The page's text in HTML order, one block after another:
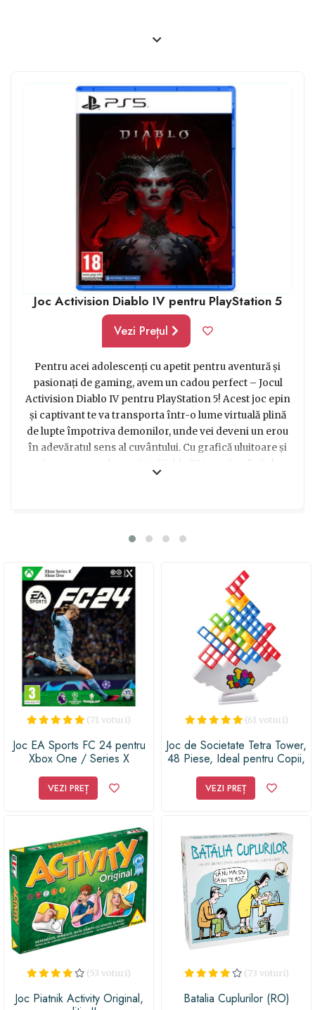
Joc Activision Diablo IV pentru PlayStation 5
Vezi Prețul
Pentru acei adolescenți cu apetit pentru aventură și
pasionați de gaming, avem un cadou perfect – Jocul
Activision Diablo IV pentru PlayStation 5! Acest joc epin
și captivant te va transporta într-o lume virtuală plină
de lupte împotriva demonilor, unde vei deveni un erou
în adevăratul sens al cuvântului. Cu grafică uluitoare și
efecte sonore de neuitat, Diablo IV te va ține lipit de
distracție și adrenalină în cantități nelimitate. Deci, dacă
momente de nerăbdare, nu căuta mai departe – Jocul
Activision Diablo IV pentru PlayStation 5 este alegerea
ideală pentru băieții de 17 ani în căutarea aventurii
virtuale de neuitat!
(71 voturi)
Joc EA Sports FC 24 pentru
Xbox One / Series X
VEZI PREȚ
(61 voturi)
Joc de Societate Tetra Tower,
48 Piese, Ideal pentru Copii,
AZ PRODUCTS®
VEZI PREȚ
(53 voturi)
Joc Piatnik Activity Original,
(73 voturi)
Batalia Cuplurilor (RO)